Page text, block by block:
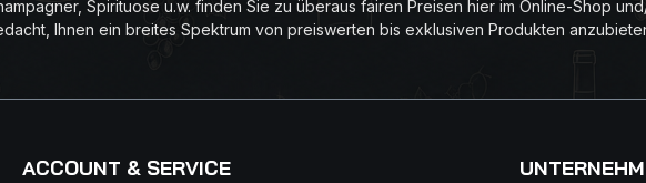
Spirituose u.w. finden Sie zu überaus fairen Preisen hier im Online-Shop
Ihnen ein breites Spektrum von preiswerten bis exklusiven Produkten
ACCOUNT & SERVICE